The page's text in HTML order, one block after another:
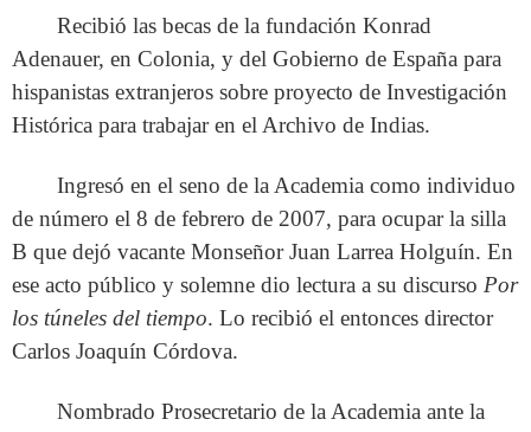
Recibió las becas de la fundación Konrad
Adenauer, en Colonia, y del Gobierno de España para
hispanistas extranjeros sobre proyecto de Investigación
Histórica para trabajar en el Archivo de Indias.
Ingresó en el seno de la Academia como individuo
de número el 8 de febrero de 2007, para ocupar la silla
B que dejó vacante Monseñor Juan Larrea Holguín. En
ese acto público y solemne dio lectura a su discurso Por
los túneles del tiempo. Lo recibió el entonces director
Carlos Joaquín Córdova.
Nombrado Prosecretario de la Academia ante la